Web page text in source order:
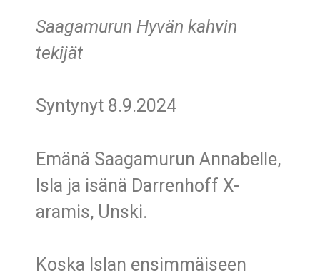
Saagamurun Hyvän kahvin
tekijät
Syntynyt 8.9.2024
Emänä Saagamurun Annabelle,
Isla ja isänä Darrenhoff X-
aramis, Unski.
Koska Islan ensimmäiseen